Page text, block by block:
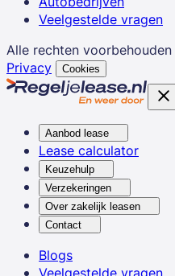
Veelgestelde vragen
Alle rechten voorbehouden
Privacy
Cookies
Aanbod lease
Lease calculator
Keuzehulp
Verzekeringen
Over zakelijk leasen
Contact
Blogs